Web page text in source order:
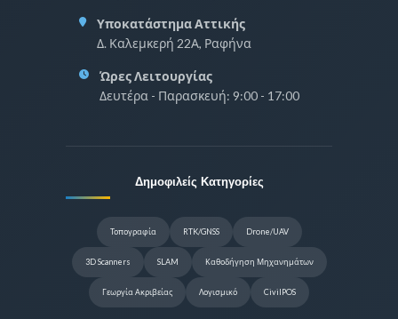
Υποκατάστημα Αττικής
Δ. Καλεμκερή 22Α, Ραφήνα
Ώρες Λειτουργίας
Δευτέρα - Παρασκευή: 9:00 - 17:00
Δημοφιλείς Κατηγορίες
Τοπογραφία RTK/GNSS Drone/UAV
3D Scanners SLAM Καθοδήγηση Μηχανημάτων
Γεωργία Ακριβείας Λογισμικό CivilPOS